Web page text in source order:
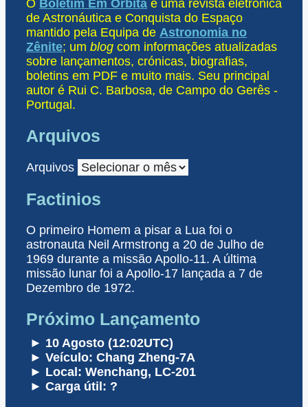
O Boletim Em Órbita é uma revista eletrónica
de Astronáutica e Conquista do Espaço
mantido pela Equipa de Astronomia no
Zênite; um blog com informações atualizadas
sobre lançamentos, crónicas, biografias,
boletins em PDF e muito mais. Seu principal
autor é Rui C. Barbosa, de Campo do Gerês -
Portugal.
Arquivos
Arquivos
Factinios
O primeiro Homem a pisar a Lua foi o
astronauta Neil Armstrong a 20 de Julho de
1969 durante a missão Apollo-11. A última
missão lunar foi a Apollo-17 lançada a 7 de
Dezembro de 1972.
Próximo Lançamento
► 10 Agosto (12:02UTC)
► Veículo: Chang Zheng-7A
► Local: Wenchang, LC-201
► Carga útil: ?